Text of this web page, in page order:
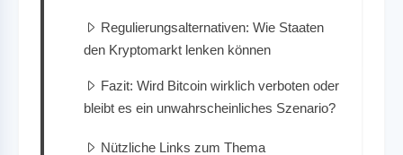
Regulierungsalternativen: Wie Staaten
den Kryptomarkt lenken können
Fazit: Wird Bitcoin wirklich verboten oder
bleibt es ein unwahrscheinliches Szenario?
Nützliche Links zum Thema